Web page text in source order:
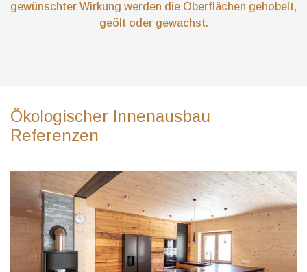
gewünschter Wirkung werden die Oberflächen gehobelt,
geölt oder gewachst.
Ökologischer Innenausbau
Referenzen